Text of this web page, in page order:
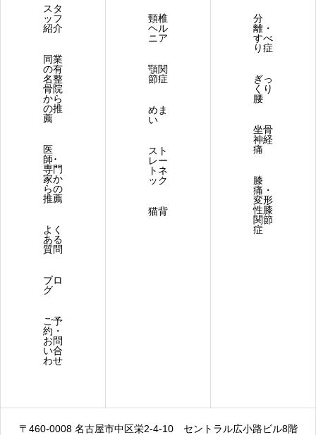
スタ
ッフ
紹介
同業
の有
名整
骨院
から
の推
薦
医
師･
専門
家か
らの
推薦
よく
ある
質問
ブロ
グ
ご予
約・
お問
い合
わせ
頸椎
ヘル
ニア
顎関
節症
めま
い
スト
レー
トネ
ック
猫背
分
離・
すべ
り症
ぎっ
くり
腰
坐骨
神経
痛
膝
痛・
変形
性膝
関節
症
〒460-0008 名古屋市中区栄2-4-10
セントラル広小路ビル8階